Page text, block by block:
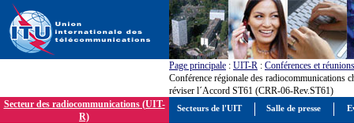
Page principale : UIT-R : Conférences et réunions
Conférence régionale des radiocommunications
réviser l´Accord ST61 (CRR-06-Rev.ST61)
Secteur des radiocommunications (UIT-
R)
Secteurs de l'UIT Salle de presse